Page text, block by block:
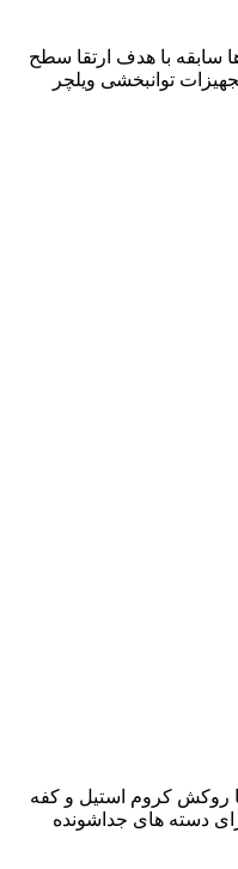
با هدف ارتقا سطح
توانبخشی ویلچر
روکش کروم استیل و کفه
دسته های جداشونده